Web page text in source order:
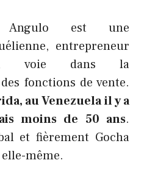
Angulo est une
entrepreneur
voie dans la
fonctions de vente.
au Venezuela il y a
moins de 50 ans.
et fièrement Gocha
même.